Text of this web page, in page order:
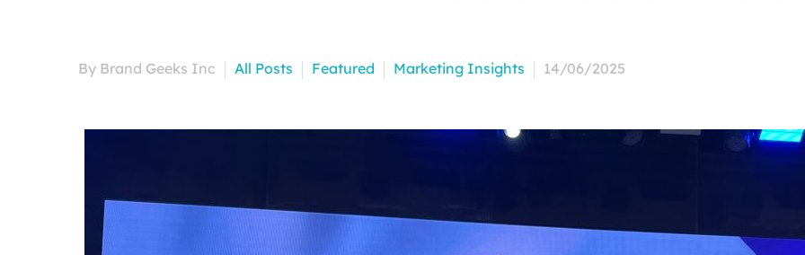
By Brand Geeks Inc All Posts Featured Marketing Insights 14/06/2025